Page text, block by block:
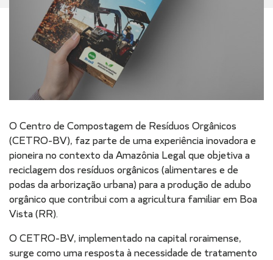
O Centro de Compostagem de Resíduos Orgânicos
(CETRO-BV), faz parte de uma experiência inovadora e
pioneira no contexto da Amazônia Legal que objetiva a
reciclagem dos resíduos orgânicos (alimentares e de
podas da arborização urbana) para a produção de adubo
orgânico que contribui com a agricultura familiar em Boa
Vista (RR).
O CETRO-BV, implementado na capital roraimense,
surge como uma resposta à necessidade de tratamento